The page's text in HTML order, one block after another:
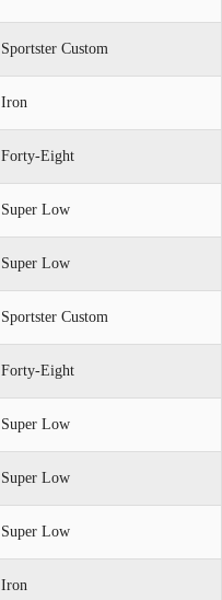
Sportster Custom
Iron
Forty-Eight
Super Low
Super Low
Sportster Custom
Forty-Eight
Super Low
Super Low
Super Low
Iron